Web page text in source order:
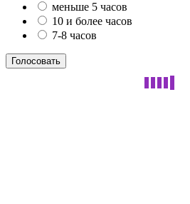
меньше 5 часов
10 и более часов
7-8 часов